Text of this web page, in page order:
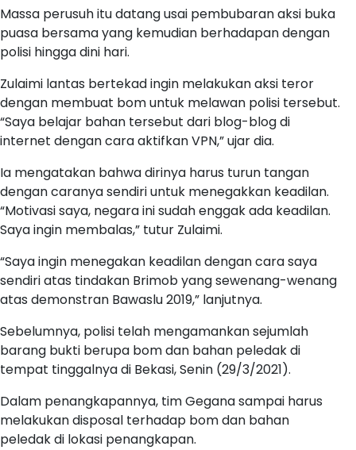
Massa perusuh itu datang usai pembubaran aksi buka
puasa bersama yang kemudian berhadapan dengan
polisi hingga dini hari.
Zulaimi lantas bertekad ingin melakukan aksi teror
dengan membuat bom untuk melawan polisi tersebut.
“Saya belajar bahan tersebut dari blog-blog di
internet dengan cara aktifkan VPN,” ujar dia.
Ia mengatakan bahwa dirinya harus turun tangan
dengan caranya sendiri untuk menegakkan keadilan.
“Motivasi saya, negara ini sudah enggak ada keadilan.
Saya ingin membalas,” tutur Zulaimi.
“Saya ingin menegakan keadilan dengan cara saya
sendiri atas tindakan Brimob yang sewenang-wenang
atas demonstran Bawaslu 2019,” lanjutnya.
Sebelumnya, polisi telah mengamankan sejumlah
barang bukti berupa bom dan bahan peledak di
tempat tinggalnya di Bekasi, Senin (29/3/2021).
Dalam penangkapannya, tim Gegana sampai harus
melakukan disposal terhadap bom dan bahan
peledak di lokasi penangkapan.